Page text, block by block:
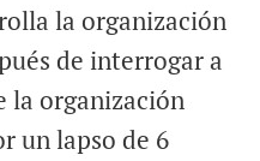
la organización
de interrogar a
la organización
un lapso de 6